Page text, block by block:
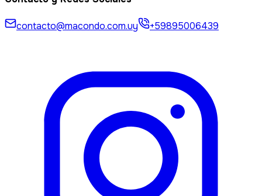
contacto@macondo.com.uy +59895006439